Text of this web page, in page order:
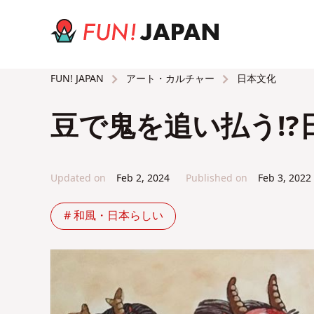
FUN! JAPAN アート・カルチャー 日本文化
豆で鬼を追い払う⁉
Updated on Feb 2, 2024 Published on Feb 3, 2022
# 和風・日本らしい